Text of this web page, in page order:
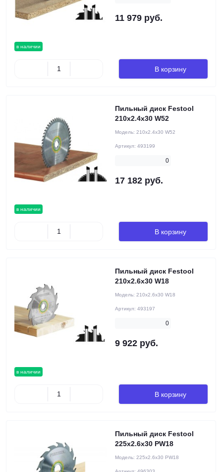
в наличии
11 979 руб.
В корзину
в наличии
Пильный диск Festool
210x2.4x30 W52
Модель: 210x2.4x30 W52
Артикул: 493199
0
17 182 руб.
В корзину
в наличии
Пильный диск Festool
210x2.6x30 W18
Модель: 210x2.6x30 W18
Артикул: 493197
0
9 922 руб.
В корзину
Пильный диск Festool
225x2.6x30 PW18
Модель: 225x2.6x30 PW18